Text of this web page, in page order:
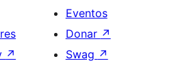
↗
Eventos
Donar ↗
Swag ↗